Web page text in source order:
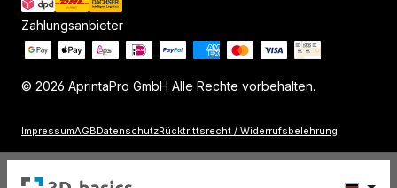
© 2026 AprintaPro GmbH Alle Rechte vorbehalten.
ImpressumAGBDatenschutzRücktrittsrecht / Widerrufsbelehrung
Zahlungsanbieter